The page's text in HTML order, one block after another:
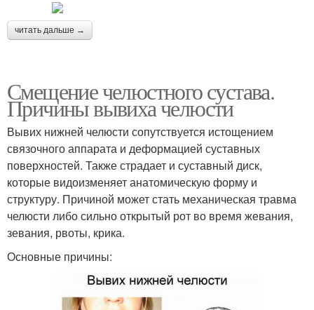
читать дальше →
Смещение челюстного сустава.
Причины вывиха челюсти
Вывих нижней челюсти сопутствуется истощением
связочного аппарата и деформацией суставных
поверхностей. Также страдает и суставный диск,
которые видоизменяет анатомическую форму и
структуру. Причиной может стать механическая травма
челюсти либо сильно открытый рот во время жевания,
зевания, рвоты, крика.
Основные причины: